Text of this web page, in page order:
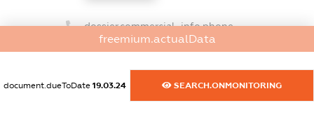
dossier.commercial_info.phone
XXXXXXXXXX
freemium.actualData
document.dueToDate 19.03.24 SEARCH.ONMONITORING